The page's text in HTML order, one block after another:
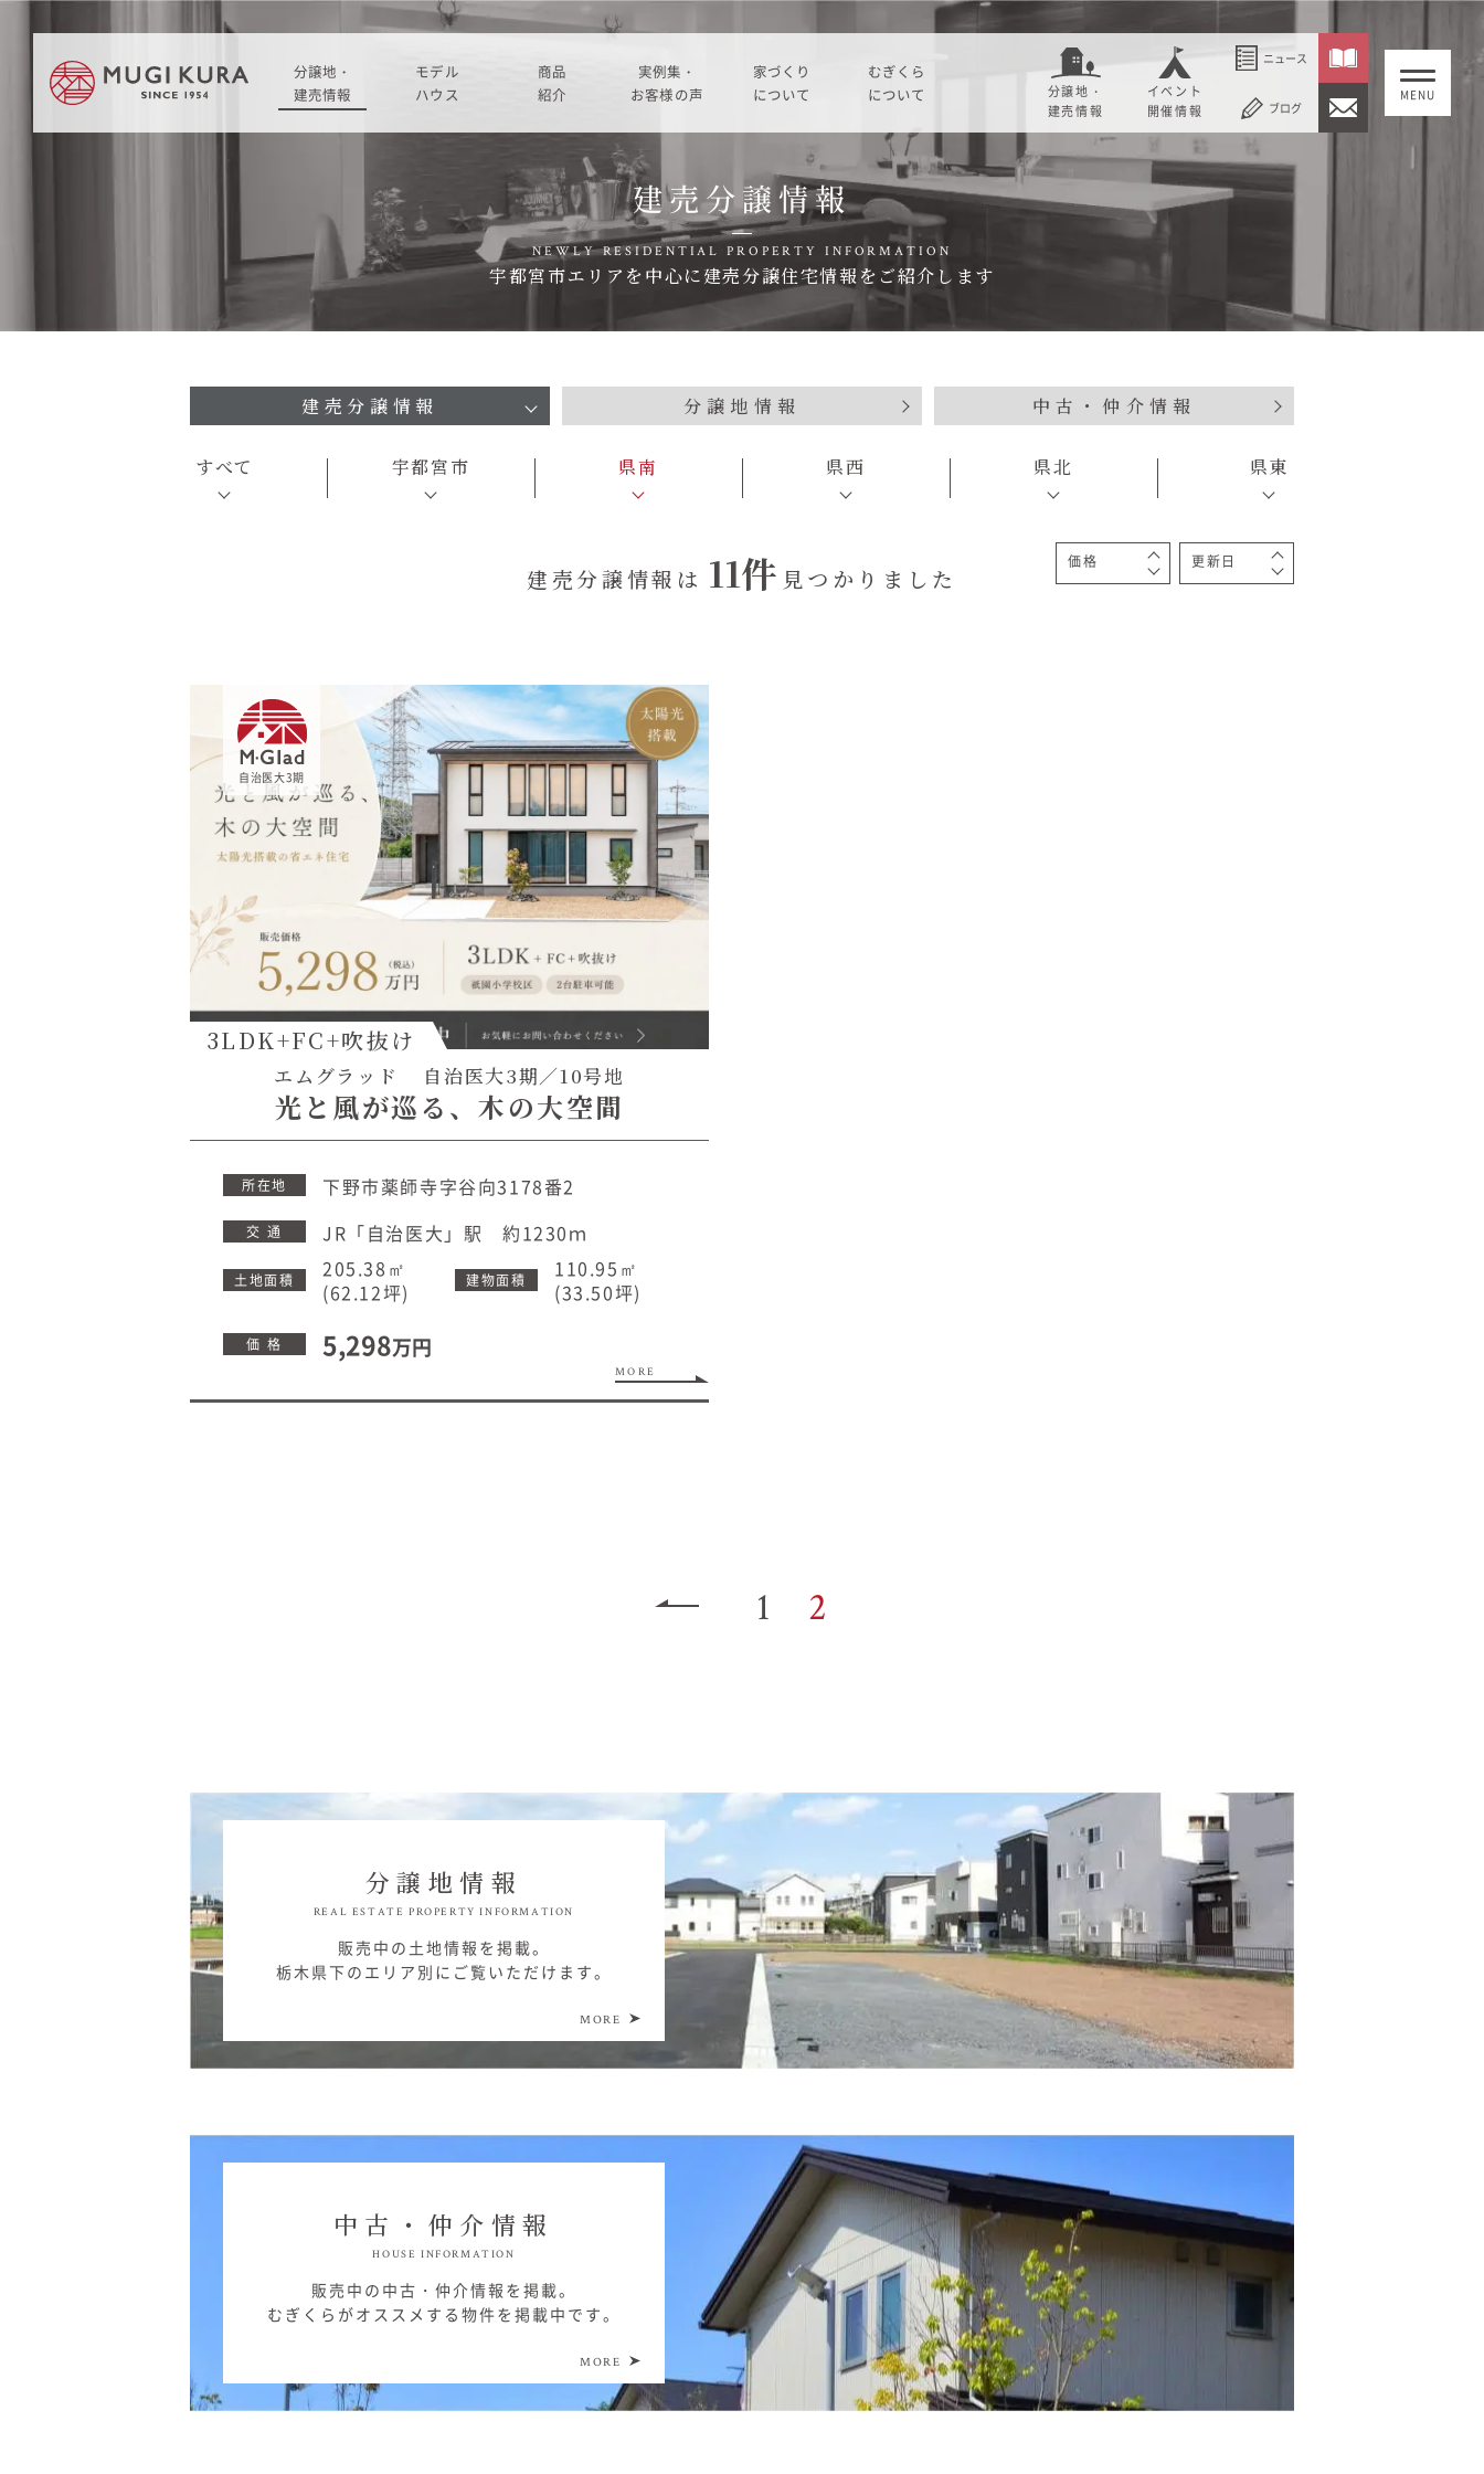
分譲地・
建売情報
分譲地情報
中古・仲介情報
モデル
ハウス
商品
紹介
商品一覧
コノイエ（規格）
Momore
アトリエ（注文）
実例集・
お客様の声
暮らし方紹介
施工事例
お客様の声
家づくり
について
家づくりの流れ
在来工法の仕様と性能
標準設備
むぎくら
について
大切にしていること
社長メッセージ
会社概要
採用情報
分譲地・
建売情報
イベント
開催情報
ニュース
ブログ
HOME
分譲地・建売情報
建売分譲情報
- Piatta
- 平屋の家
アトリエ（注文）
EDIT HOUSE
実例集・お客様の声
暮らし方紹介
アフターメンテナンス
ブログ
プライバシーポリシー
むぎくらについて
経営理念
採用情報
建売分譲情報
NEWLY RESIDENTIALPROPERTY INFORMATION
宇都宮市エリアを中心に建売分譲住宅情報をご紹介します
建売分譲情報 分譲地情報 中古・仲介情報
すべて 宇都宮市 県南 県西 県北 県東
建売分譲情報は 11件 見つかりました
価格 更新日
M-Glad
自治医大3期
3LDK+FC+吹抜け
エムグラッド 自治医大3期／10号地
光と風が巡る、木の大空間
所在地 下野市薬師寺字谷向3178番2
交 通 JR「自治医大」駅 約1230ｍ
土地面積
205.38㎡
(62.12坪)
建物面積
110.95㎡
(33.50坪)
価 格 5,298万円
MORE
1 2
分譲地情報
REAL ESTATEPROPERTY INFORMATION
販売中の土地情報を掲載。
栃木県下のエリア別にご覧いただけます。
MORE
中古・仲介情報
HOUSE INFORMATION
販売中の中古・仲介情報を掲載。
むぎくらがオススメする物件を掲載中です。
MORE